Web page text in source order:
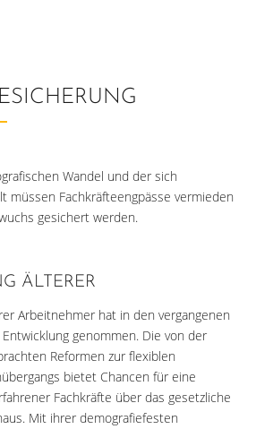
Wandel und der sich
müssen Fachkräfteengpässe vermieden
gesichert werden.
ÄLTERER
Arbeitnehmer hat in den vergangenen
genommen. Die von der
Reformen zur flexiblen
bietet Chancen für eine
Fachkräfte über das gesetzliche
Mit ihrer demografiefesten